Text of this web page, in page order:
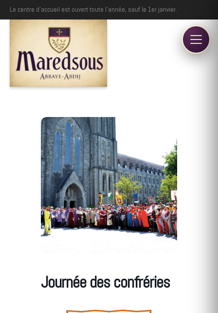
Le centre d'accueil est ouvert toute l'année, sauf le 1er janvier.
Journée des confréries